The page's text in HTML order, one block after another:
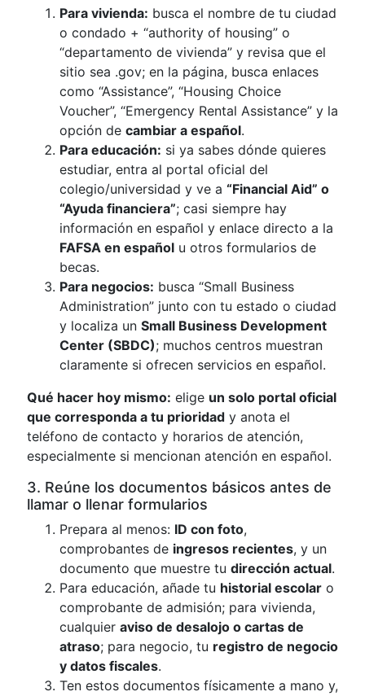
Para vivienda: busca el nombre de tu ciudad
o condado + “authority of housing” o
“departamento de vivienda” y revisa que el
sitio sea .gov; en la página, busca enlaces
como “Assistance”, “Housing Choice
Voucher”, “Emergency Rental Assistance” y la
opción de cambiar a español.
Para educación: si ya sabes dónde quieres
estudiar, entra al portal oficial del
colegio/universidad y ve a “Financial Aid” o
“Ayuda financiera”; casi siempre hay
información en español y enlace directo a la
FAFSA en español u otros formularios de
becas.
Para negocios: busca “Small Business
Administration” junto con tu estado o ciudad
y localiza un Small Business Development
Center (SBDC); muchos centros muestran
claramente si ofrecen servicios en español.
Qué hacer hoy mismo: elige un solo portal oficial
que corresponda a tu prioridad y anota el
teléfono de contacto y horarios de atención,
especialmente si mencionan atención en español.
3. Reúne los documentos básicos antes de
llamar o llenar formularios
Prepara al menos: ID con foto,
comprobantes de ingresos recientes, y un
documento que muestre tu dirección actual.
Para educación, añade tu historial escolar o
comprobante de admisión; para vivienda,
cualquier aviso de desalojo o cartas de
atraso; para negocio, tu registro de negocio
y datos fiscales.
Ten estos documentos físicamente a mano y,